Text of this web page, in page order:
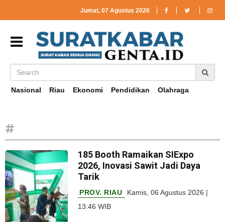
Jumat, 07 Agustus 2026
Nasional Riau Ekonomi Pendidikan Olahraga
#
185 Booth Ramaikan SIExpo
2026, Inovasi Sawit Jadi Daya
Tarik
PROV. RIAU
Kamis, 06 Agustus 2026 |
13:46 WIB